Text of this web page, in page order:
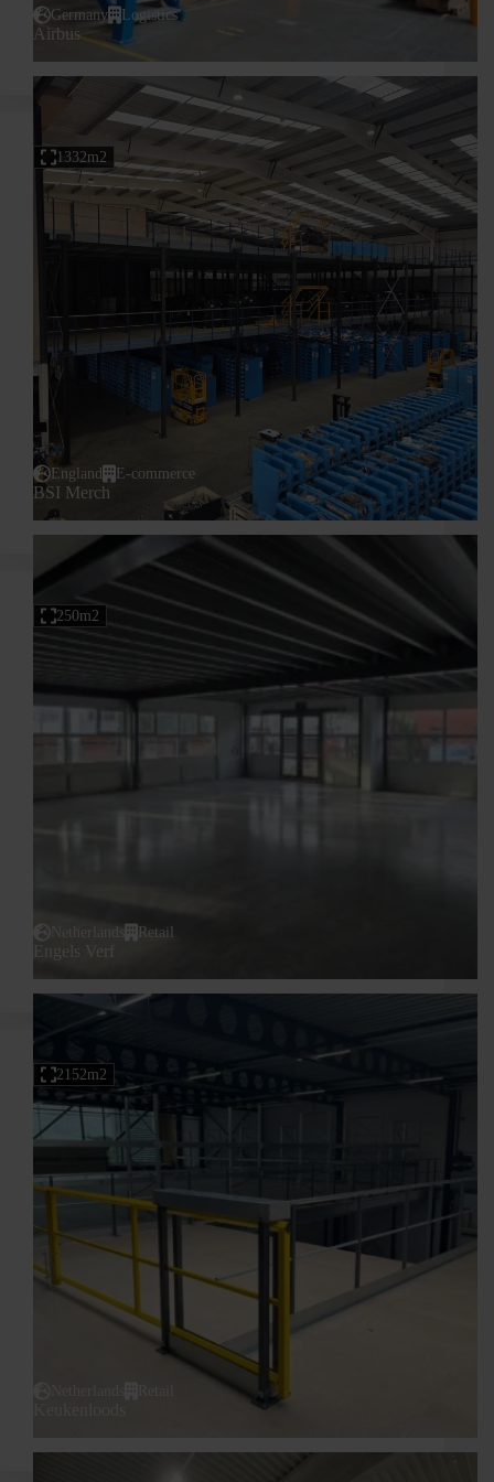
Germany Logistics
Airbus
1332m2
England E-commerce
BSI Merch
250m2
Netherlands Retail
Engels Verf
2152m2